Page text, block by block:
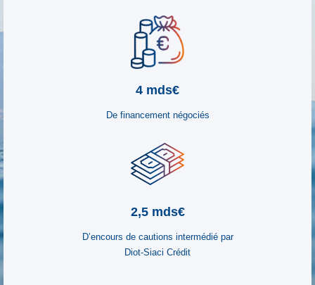
4 mds€
De financement négociés
2,5 mds€
D’encours de cautions intermédié par
Diot-Siaci Crédit